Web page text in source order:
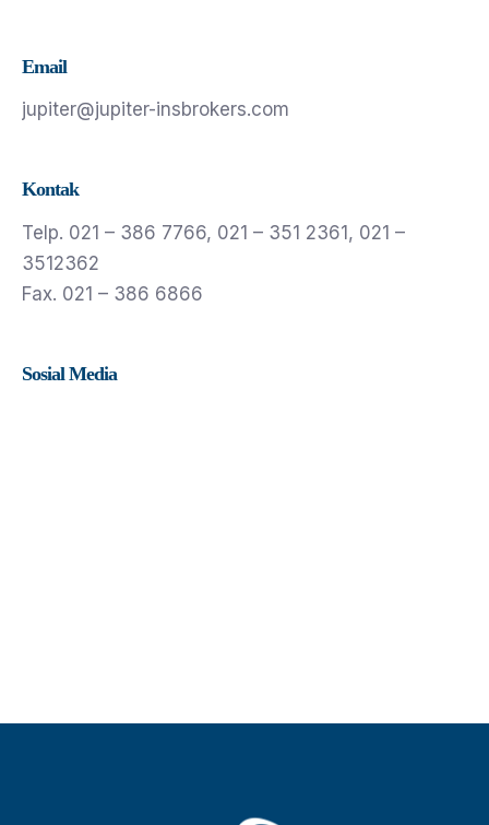
Email
jupiter@jupiter-insbrokers.com
Kontak
Telp. 021 – 386 7766, 021 – 351 2361, 021 –
3512362
Fax. 021 – 386 6866
Sosial Media